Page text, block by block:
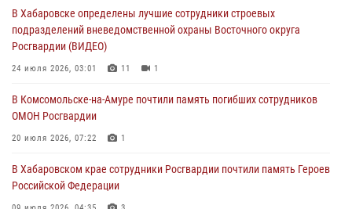
женщине, потерявшей сознание во время массового мероприятия
29 июля 2026, 23:24 2
В Хабаровске продолжается акция «Каникулы с Росгвардией»
За прошедшую неделю в Хабаровском крае росгвардейцы провели
свыше 120 проверок условий хранения оружия
В Хабаровске определены лучшие сотрудники строевых
подразделений вневедомственной охраны Восточного округа
Росгвардии (ВИДЕО)
24 июля 2026, 03:01 11 1
В Комсомольске-на-Амуре почтили память погибших сотрудников
ОМОН Росгвардии
20 июля 2026, 07:22 1
В Хабаровском крае сотрудники Росгвардии почтили память Героев
Российской Федерации